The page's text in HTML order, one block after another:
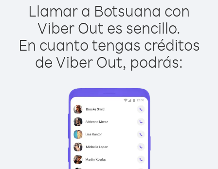
Llamar a Botsuana con
Viber Out es sencillo.
En cuanto tengas créditos
de Viber Out, podrás: